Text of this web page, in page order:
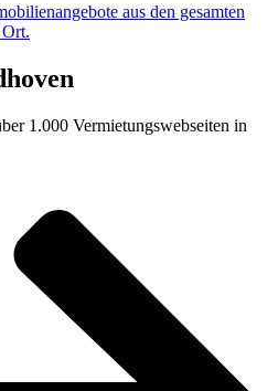
aus den gesamten
1.000 Vermietungswebseiten in